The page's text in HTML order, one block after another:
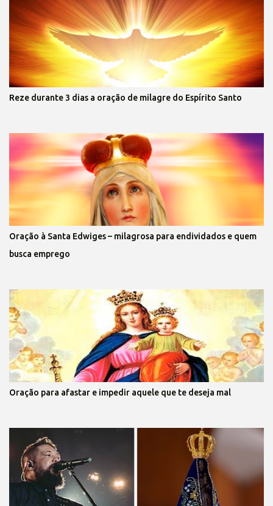
Reze durante 3 dias a oração de milagre do Espírito Santo
Oração à Santa Edwiges – milagrosa para endividados e quem
busca emprego
Oração para afastar e impedir aquele que te deseja mal